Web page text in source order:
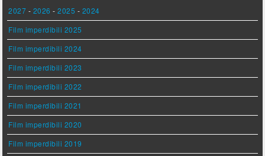
2027 - 2026 -2025 - 2024
Film imperdibili 2025
Film imperdibili 2024
Film imperdibili 2023
Film imperdibili 2022
Film imperdibili 2021
Film imperdibili 2020
Film imperdibili 2019